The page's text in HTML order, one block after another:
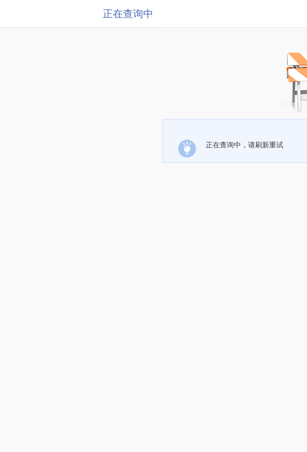
正在查询中
正在查询中，请刷新重试